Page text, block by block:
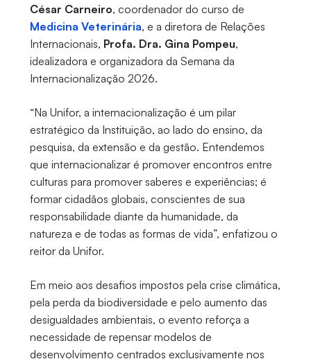
César Carneiro, coordenador do curso de
Medicina Veterinária, e a diretora de Relações
Internacionais, Profa. Dra. Gina Pompeu,
idealizadora e organizadora da Semana da
Internacionalização 2026.
“Na Unifor, a internacionalização é um pilar
estratégico da Instituição, ao lado do ensino, da
pesquisa, da extensão e da gestão. Entendemos
que internacionalizar é promover encontros entre
culturas para promover saberes e experiências; é
formar cidadãos globais, conscientes de sua
responsabilidade diante da humanidade, da
natureza e de todas as formas de vida”, enfatizou o
reitor da Unifor.
Em meio aos desafios impostos pela crise climática,
pela perda da biodiversidade e pelo aumento das
desigualdades ambientais, o evento reforça a
necessidade de repensar modelos de
desenvolvimento centrados exclusivamente nos